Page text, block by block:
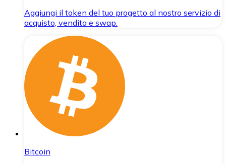
Aggiungi il token del tuo progetto al nostro servizio di
acquisto, vendita e swap.
Bitcoin